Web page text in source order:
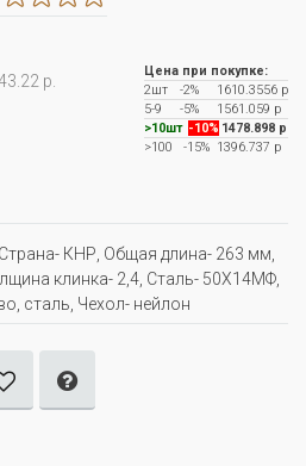
р.
Цена при покупке:
2шт
-2%
1610.3556 р
5-9
-5%
1561.059 р
>10шт -10% 1478.898 р
>100
-15% 1396.737 р
КНР, Oбщая длина- 263 мм,
клинка- 2,4, Сталь- 50Х14МФ,
сталь, Чехол- нейлон